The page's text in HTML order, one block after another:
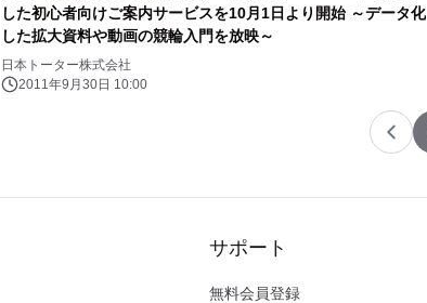
した初心者向けご案内サービスを10月1日より開始 ～データ化
した拡大資料や動画の競輪入門を放映～
日本トーター株式会社
2011年9月30日 10:00
サポート
無料会員登録